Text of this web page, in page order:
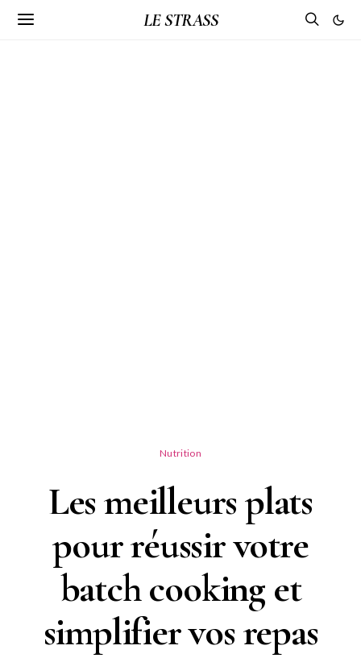
LE STRASS
Nutrition
Les meilleurs plats
pour réussir votre
batch cooking et
simplifier vos repas